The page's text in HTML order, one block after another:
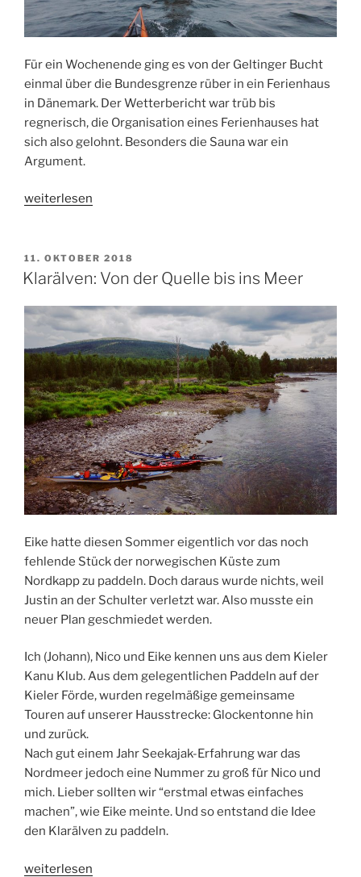
Für ein Wochenende ging es von der Geltinger Bucht
einmal über die Bundesgrenze rüber in ein Ferienhaus
in Dänemark. Der Wetterbericht war trüb bis
regnerisch, die Organisation eines Ferienhauses hat
sich also gelohnt. Besonders die Sauna war ein
Argument.
„Bewegtes
der
Grenze“
weiterlesen
VERÖFFENTLICHT
AM
11. OKTOBER 2018
Klarälven: Von der Quelle bis ins Meer
Eike hatte diesen Sommer eigentlich vor das noch
fehlende Stück der norwegischen Küste zum
Nordkapp zu paddeln. Doch daraus wurde nichts, weil
Justin an der Schulter verletzt war. Also musste ein
neuer Plan geschmiedet werden.
Ich (Johann), Nico und Eike kennen uns aus dem Kieler
Kanu Klub. Aus dem gelegentlichen Paddeln auf der
Kieler Förde, wurden regelmäßige gemeinsame
Touren auf unserer Hausstrecke: Glockentonne hin
und zurück.
Nach gut einem Jahr Seekajak-Erfahrung war das
Nordmeer jedoch eine Nummer zu groß für Nico und
mich. Lieber sollten wir “erstmal etwas einfaches
machen”, wie Eike meinte. Und so entstand die Idee
den Klarälven zu paddeln.
„Klarälven:
weiterlesen